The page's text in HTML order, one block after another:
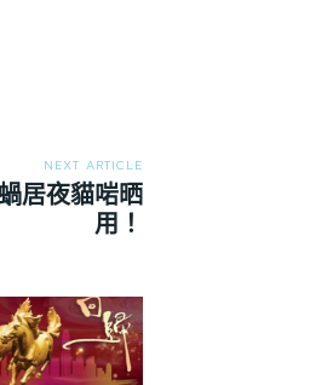
NEXT ARTICLE
居夜貓啱晒
用！